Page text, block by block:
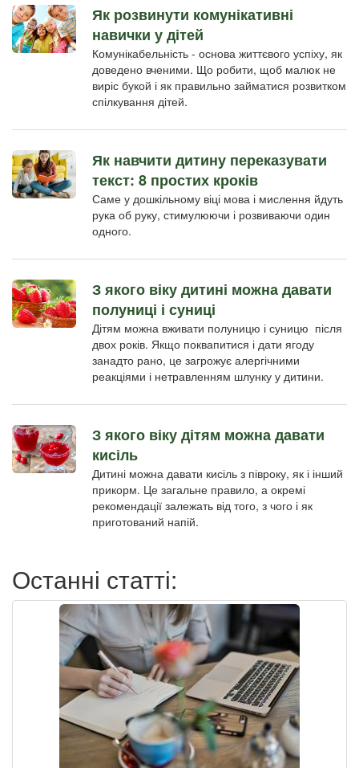
Як розвинути комунікативні
навички у дітей
Комунікабельність - основа життєвого успіху, як
доведено вченими. Що робити, щоб малюк не
виріс букой і як правильно займатися розвитком
спілкування дітей.
Як навчити дитину переказувати
текст: 8 простих кроків
Саме у дошкільному віці мова і мислення йдуть
рука об руку, стимулюючи і розвиваючи один
одного.
З якого віку дитині можна давати
полуниці і суниці
Дітям можна вживати полуницю і суницю після
двох років. Якщо поквапитися і дати ягоду
занадто рано, це загрожує алергічними
реакціями і нетравленням шлунку у дитини.
З якого віку дітям можна давати
кисіль
Дитині можна давати кисіль з півроку, як і інший
прикорм. Це загальне правило, а окремі
рекомендації залежать від того, з чого і як
приготований напій.
Останні статті: